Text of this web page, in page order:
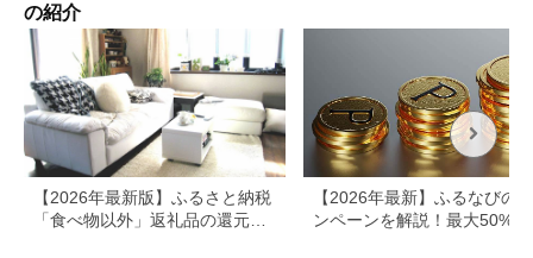
の紹介
【2026年最新版】ふるさと納税
「食べ物以外」返礼品の還元率
【2026年最新】ふるなびの
ンペーンを解説！最大50%還